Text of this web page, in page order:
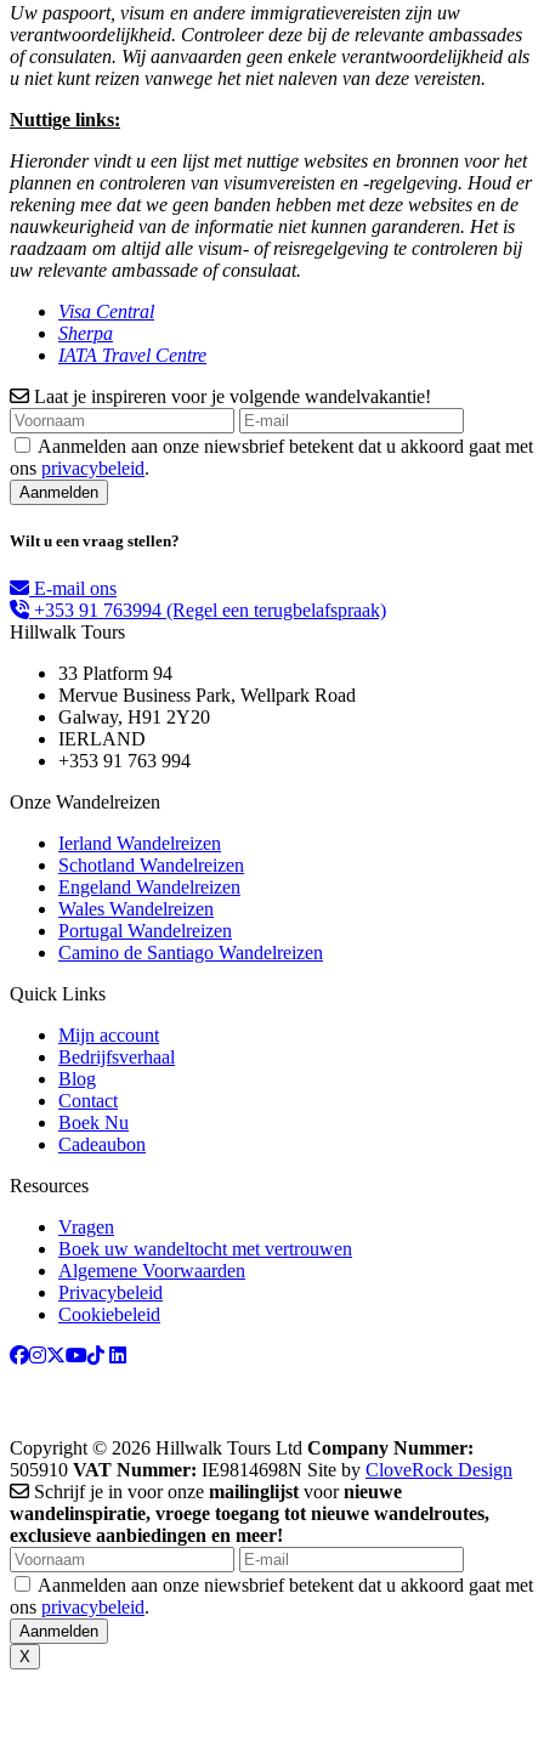
Uw paspoort, visum en andere immigratievereisten zijn uw
verantwoordelijkheid. Controleer deze bij de relevante ambassades
of consulaten. Wij aanvaarden geen enkele verantwoordelijkheid als
u niet kunt reizen vanwege het niet naleven van deze vereisten.
Nuttige links:
Hieronder vindt u een lijst met nuttige websites en bronnen voor het
plannen en controleren van visumvereisten en -regelgeving. Houd er
rekening mee dat we geen banden hebben met deze websites en de
nauwkeurigheid van de informatie niet kunnen garanderen. Het is
raadzaam om altijd alle visum- of reisregelgeving te controleren bij
uw relevante ambassade of consulaat.
Visa Central
Sherpa
IATA Travel Centre
Laat je inspireren voor je volgende wandelvakantie!
Aanmelden aan onze niewsbrief betekent dat u akkoord gaat met
ons privacybeleid.
Wilt u een vraag stellen?
E-mail ons
+353 91 763994 (Regel een terugbelafspraak)
Hillwalk Tours
33 Platform 94
Mervue Business Park, Wellpark Road
Galway, H91 2Y20
IERLAND
+353 91 763 994
Onze Wandelreizen
Ierland Wandelreizen
Schotland Wandelreizen
Engeland Wandelreizen
Wales Wandelreizen
Portugal Wandelreizen
Camino de Santiago Wandelreizen
Quick Links
Mijn account
Bedrijfsverhaal
Blog
Contact
Boek Nu
Cadeaubon
Resources
Vragen
Boek uw wandeltocht met vertrouwen
Algemene Voorwaarden
Privacybeleid
Cookiebeleid
Copyright © 2026 Hillwalk Tours Ltd Company Nummer:
505910 VAT Nummer: IE9814698N Site by CloveRock Design
Schrijf je in voor onze mailinglijst voornieuwe
wandelinspiratie, vroege toegang tot nieuwe wandelroutes,
exclusieve aanbiedingen en meer!
Aanmelden aan onze niewsbrief betekent dat u akkoord gaat met
ons privacybeleid.
X